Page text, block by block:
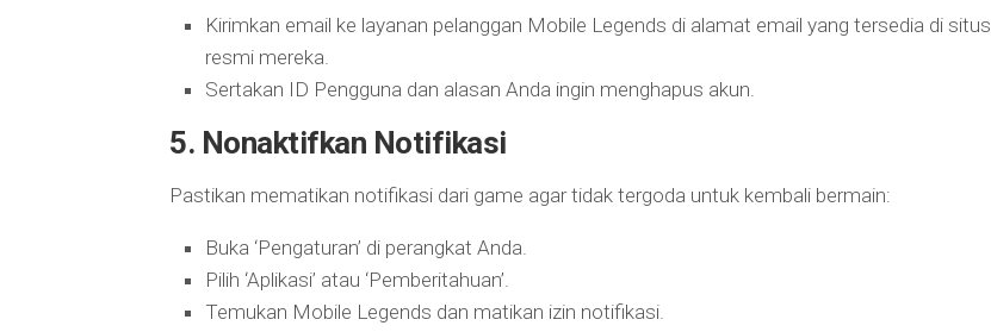
Kirimkan email ke layanan pelanggan Mobile Legends di alamat email yang tersedia di situs
resmi mereka.
Sertakan ID Pengguna dan alasan Anda ingin menghapus akun.
5. Nonaktifkan Notifikasi
Pastikan mematikan notifikasi dari game agar tidak tergoda untuk kembali bermain:
Buka ‘Pengaturan’ di perangkat Anda.
Pilih ‘Aplikasi’ atau ‘Pemberitahuan’.
Temukan Mobile Legends dan matikan izin notifikasi.